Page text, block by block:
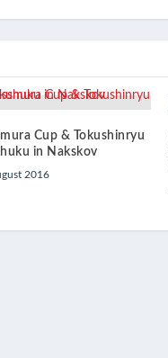
Cup & Tokushinryu
in Nakskov
2016